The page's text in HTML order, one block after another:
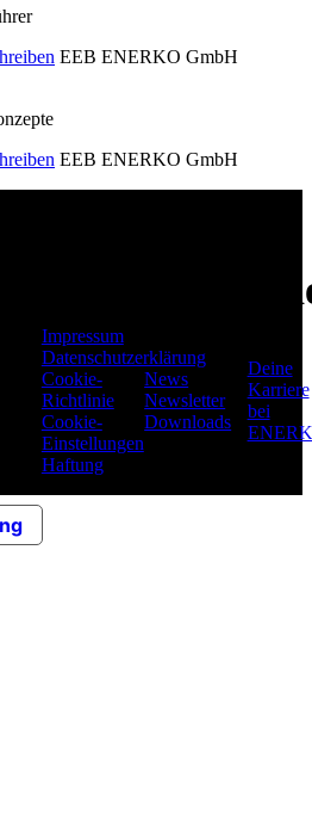
EEB ENERKO GmbH
EEB ENERKO GmbH
Impressum
Datenschutzerklärung
Cookie-
Richtlinie
Cookie-
Einstellungen
Haftung
News
Newsletter
Downloads
Deine
Karriere
bei